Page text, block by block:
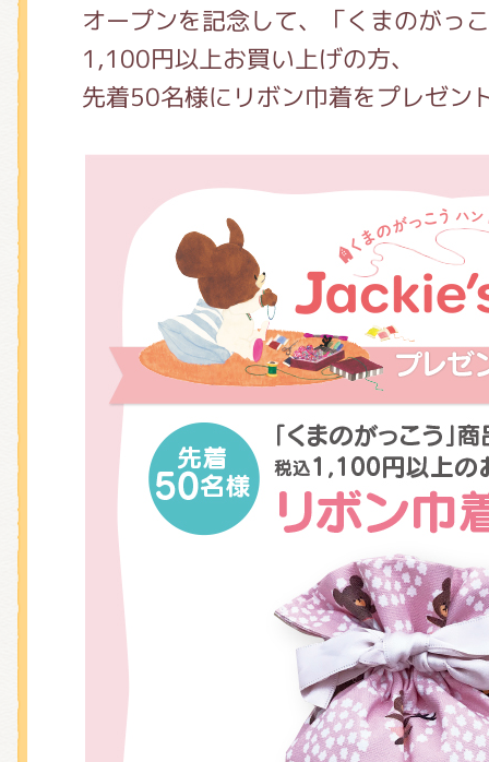
オープンを記念して、「くまのがっ
1,100円以上お買い上げの方、
先着50名様にリボン巾着をプレゼン